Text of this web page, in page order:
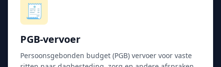
🧾
PGB-vervoer
Persoonsgebonden budget (PGB) vervoer voor vaste